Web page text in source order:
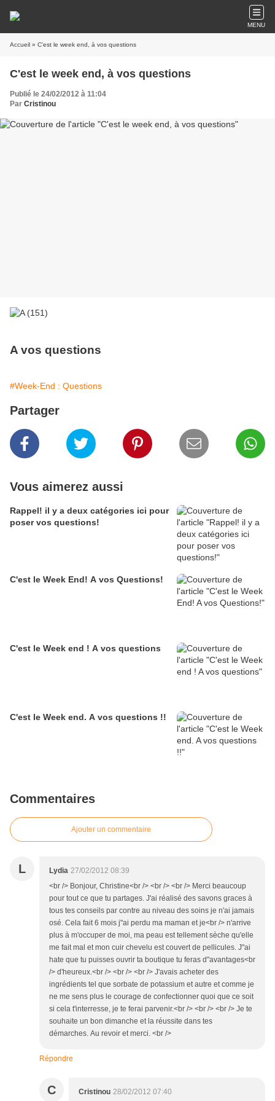
MENU
Accueil » C'est le week end, à vos questions
C'est le week end, à vos questions
Publié le 24/02/2012 à 11:04
Par Cristinou
A vos questions
#Week-End : Questions
Partager
Vous aimerez aussi
Rappel! il y a deux catégories ici pour
poser vos questions!
C'est le Week End! A vos Questions!
C'est le Week end ! A vos questions
C'est le Week end. A vos questions !!
Commentaires
Ajouter un commentaire
L Lydia 27/02/2012 08:39
<br /> Bonjour, Christine<br /> <br /> <br /> Merci beaucoup
pour tout ce que tu partages. J'ai réalisé des savons graces à
tous tes conseils par contre au niveau des soins je n'ai jamais
osé. Cela fait 6 mois j"ai perdu ma maman et je<br /> n'arrive
plus à m'occuper de moi, ma peau est tellement sèche qu'elle
me fait mal et mon cuir chevelu est couvert de pellicules. J"ai
hate que tu puisses ouvrir ta boutique tu feras d"avantages<br
/> d'heureux.<br /> <br /> <br /> J'avais acheter des
ingrédients tel que sorbate de potassium et autre et comme je
ne me sens plus le courage de confectionner quoi que ce soit
si cela t'interresse, je te ferai parvenir.<br /> <br /> <br /> Je te
souhaite un bon dimanche et la réussite dans tes
démarches. Au revoir et merci. <br />
Répondre
C Cristinou 28/02/2012 07:40